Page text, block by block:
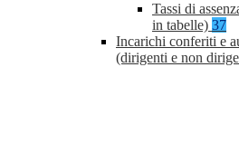
Tassi di
in tabelle) 37
Incarichi conferiti e
(dirigenti e non